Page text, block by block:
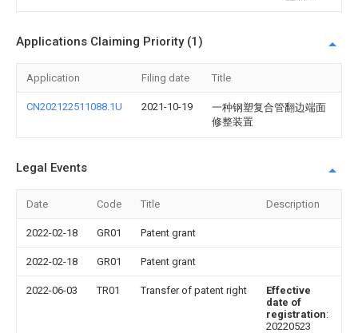
Applications Claiming Priority (1)
Application Filing date Title
CN202122511088.1U 2021-10-19
一种钢塑复合管翻边端面
修整装置
Legal Events
Date Code Title Description
2022-02-18 GR01 Patent grant
2022-02-18 GR01 Patent grant
2022-06-03 TR01 Transfer of patent right
Effective
date of
registration:
20220523